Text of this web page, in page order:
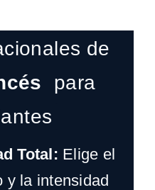
de
para
Total: Elige el
y la intensidad